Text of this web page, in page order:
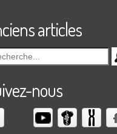
articles
nous